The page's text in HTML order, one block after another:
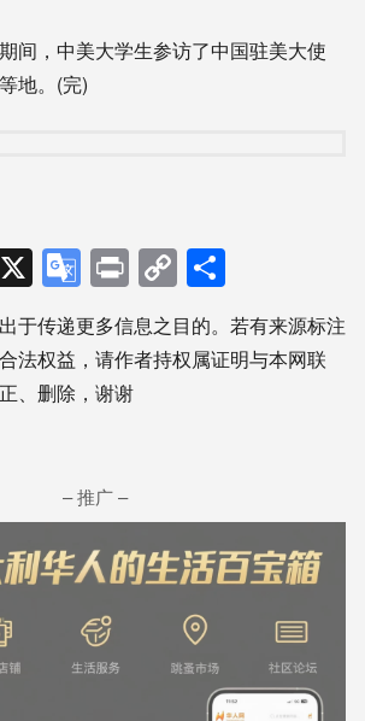
，中美大学生参访了中国驻美大使
地。(完)
X Google
Translate
PrintCopy
Link享
于传递更多信息之目的。若有来源标注
法权益，请作者持权属证明与本网联
、删除，谢谢
– 推广 –